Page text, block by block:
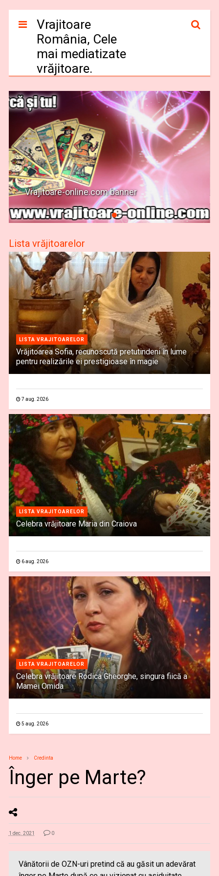
Vrajitoare
România, Cele
mai mediatizate
vrăjitoare.
Vrajitoare-online.com banner
Lista vrăjitoarelor
LISTA VRAJITOARELOR
Vrăjitoarea Sofia, recunoscută pretutindeni în lume
pentru realizările ei prestigioase în magie
7 aug. 2026
LISTA VRAJITOARELOR
Celebra vrăjitoare Maria din Craiova
6 aug. 2026
LISTA VRAJITOARELOR
Celebra vrăjitoare Rodica Gheorghe, singura fiică a
Mamei Omida
5 aug. 2026
Home Credinta
Înger pe Marte?
1 dec. 2021 0
Vânătorii de OZN-uri pretind că au găsit un adevărat